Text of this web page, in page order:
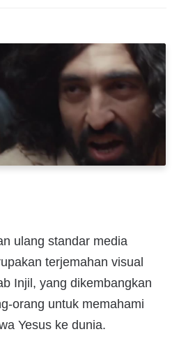
ulang standar media
terjemahan visual
Injil, yang dikembangkan
orang untuk memahami
Yesus ke dunia.